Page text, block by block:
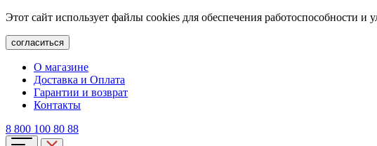
Этот сайт использует файлы cookies для обеспечения работоспособности и
согласиться
О магазине
Доставка и Оплата
Гарантии и возврат
Контакты
8 800 100 80 88